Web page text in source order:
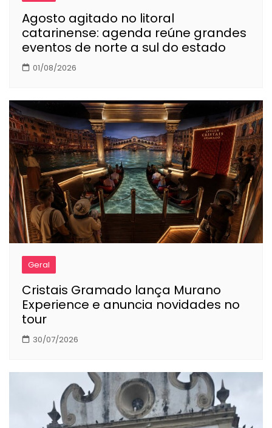
Agosto agitado no litoral
catarinense: agenda reúne grandes
eventos de norte a sul do estado
01/08/2026
Geral
Cristais Gramado lança Murano
Experience e anuncia novidades no
tour
30/07/2026